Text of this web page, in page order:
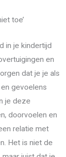
toe’
in je kindertijd
en
dat je je als
gevoelens
je deze
doorvoelen en
relatie met
Het is niet de